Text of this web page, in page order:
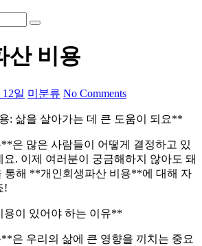
산 비용
일 미분류 No Comments
: 삶을 살아가는 데 큰 도움이 되요**
은 많은 사람들이 어떻게 결정하고 있
. 이제 여러분이 궁금해하지 않아도 돼
통해 **개인회생파산 비용**에 대해 자
!
이 있어야 하는 이유**
은 우리의 삶에 큰 영향을 끼치는 중요